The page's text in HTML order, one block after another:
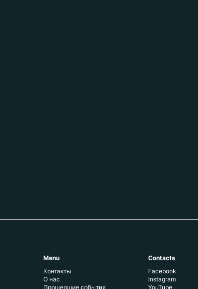
Menu
Контакты
О нас
Прошедшие события
Contacts
Facebook
Instagram
YouTube